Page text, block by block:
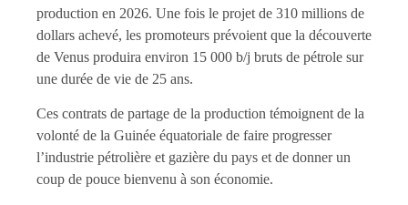
production en 2026. Une fois le projet de 310 millions de
dollars achevé, les promoteurs prévoient que la découverte
de Venus produira environ 15 000 b/j bruts de pétrole sur
une durée de vie de 25 ans.
Ces contrats de partage de la production témoignent de la
volonté de la Guinée équatoriale de faire progresser
l’industrie pétrolière et gazière du pays et de donner un
coup de pouce bienvenu à son économie.